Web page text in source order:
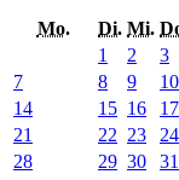
Mo. Di. Mi.
1 2 3
7
8 9 10
14
15 16 17
21
22 23 24
28
29 30 31